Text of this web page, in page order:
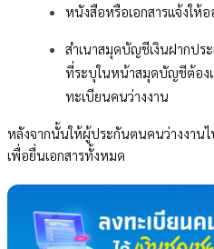
หนังสือหรือเอกสารแจ้งให้
สำเนาสมุดบัญชีเงินฝากปร
ที่ระบุในหน้าสมุดบัญชีต้อง
ทะเบียนคนว่างงาน
หลังจากนั้นให้ผู้ประกันตนคนว่างงาน
เพื่อยื่นเอกสารทั้งหมด